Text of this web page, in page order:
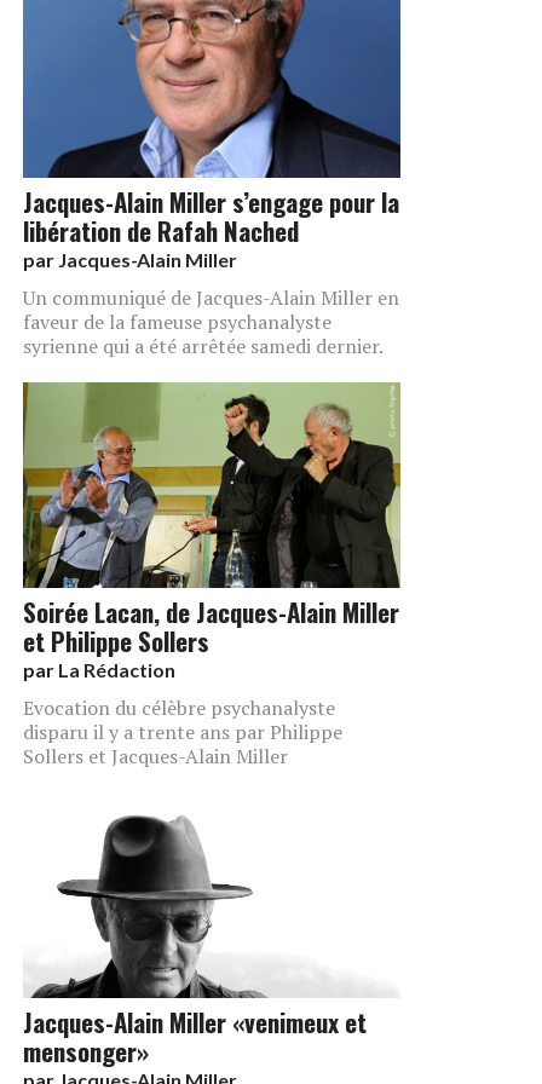
Jacques-Alain Miller s’engage pour la
libération de Rafah Nached
par Jacques-Alain Miller
Un communiqué de Jacques-Alain Miller en
faveur de la fameuse psychanalyste
syrienne qui a été arrêtée samedi dernier.
Soirée Lacan, de Jacques-Alain Miller
et Philippe Sollers
par La Rédaction
Evocation du célèbre psychanalyste
disparu il y a trente ans par Philippe
Sollers et Jacques-Alain Miller
Jacques-Alain Miller «venimeux et
mensonger»